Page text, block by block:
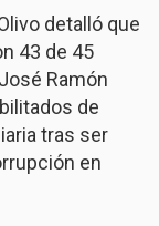
detalló que
43 de 45
Ramón
de
tras ser
en